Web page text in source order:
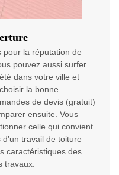
pour la réputation de
pouvez aussi surfer
dans votre ville et
la bonne
de devis (gratuit)
ensuite. Vous
celle qui convient
travail de toiture
caractéristiques des
travaux.